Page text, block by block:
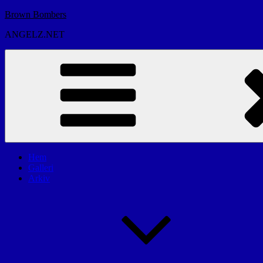
Hoppa
innehåll
Brown Bombers
ANGELZ.NET
Hem
Galleri
Arkiv